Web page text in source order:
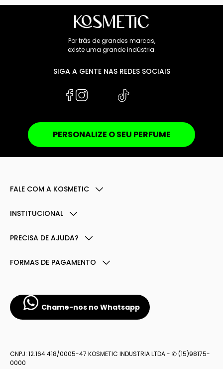
Por trás de grandes marcas,
existe uma grande indústria.
SIGA A GENTE NAS REDES SOCIAIS
PERSONALIZE O SEU PERFUME
FALE COM A KOSMETIC
INSTITUCIONAL
PRECISA DE AJUDA?
FORMAS DE PAGAMENTO
Chame-nos no Whatsapp
CNPJ: 12.164.418/0005-47 KOSMETIC INDUSTRIA LTDA - ✆ (15)98175-
0000